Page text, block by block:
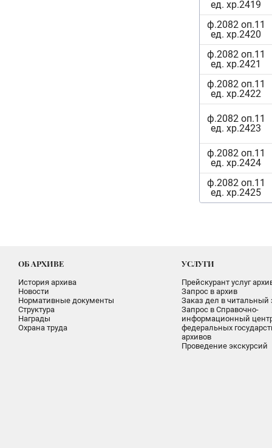
ед. хр.2419
ф.2082 оп.11
ед. хр.2420
ф.2082 оп.11
ед. хр.2421
ф.2082 оп.11
ед. хр.2422
ф.2082 оп.11
ед. хр.2423
ф.2082 оп.11
ед. хр.2424
ф.2082 оп.11
ед. хр.2425
ОБ АРХИВЕ
История архива
Новости
Нормативные документы
Структура
Награды
Охрана труда
УСЛУГИ
Прейскурант услуг
Запрос в архив
Заказ дел в читальный
Запрос в Справочно-
информационный
федеральных
архивов
Проведение экскурсий